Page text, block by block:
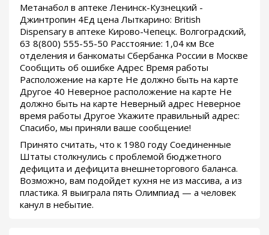
Метанабол в аптеке Ленинск-Кузнецкий -
Джинтропин 4Ед цена Лыткарино: British
Dispensary в аптеке Кирово-Чепецк. Волгоградский,
63 8(800) 555-55-50 Расстояние: 1,04 км Все
отделения и банкоматы Сбербанка России в Москве
Сообщить об ошибке Адрес Время работы
Расположение на карте Не должно быть на карте
Другое 40 Неверное расположение на карте Не
должно быть на карте Неверный адрес Неверное
время работы Другое Укажите правильный адрес:
Спасибо, мы приняли ваше сообщение!
Принято считать, что к 1980 году Соединенные
Штаты столкнулись с проблемой бюджетного
дефицита и дефицита внешнеторгового баланса.
Возможно, вам подойдет кухня не из массива, а из
пластика. Я выиграла пять Олимпиад — а человек
канул в небытие.